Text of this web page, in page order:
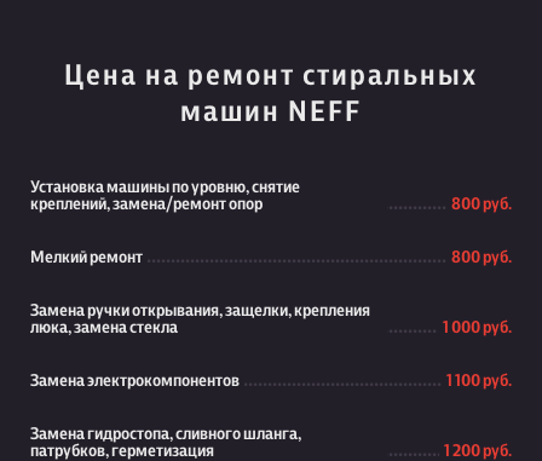
Цена на ремонт стиральных
машин NEFF
Установка машины по уровню, снятие
креплений, замена/ремонт опор
800 руб.
Мелкий ремонт 800 руб.
Замена ручки открывания, защелки, крепления
люка, замена стекла
1 000 руб.
Замена электрокомпонентов 1 100 руб.
Замена гидростопа, сливного шланга,
патрубков, герметизация
1 200 руб.